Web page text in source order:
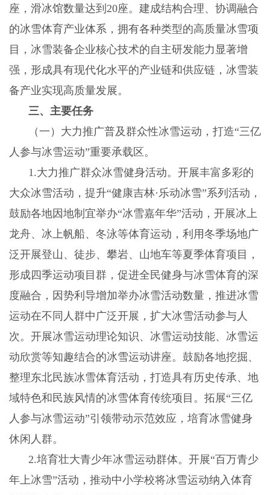
座，滑冰馆数量达到 20座。建成结构合理、协调融合
的冰雪体育产业体系，拥有各种类型的高质量冰雪项
目，冰雪装备企业核心技术的自主研发能力显著增
强，形成具有现代化水平的产业链和供应链，冰雪装
备产业实现高质量发展。
三、主要任务
（一）大力推广普及群众性冰雪运动，打造“三亿
人参与冰雪运动”重要承载区。
1.大力推广群众冰雪健身活动。开展丰富多彩的
大众冰雪活动，提升“健康吉林·乐动冰雪”系列活动，
鼓励各地因地制宜举办“冰雪嘉年华”活动，开展冰上
龙舟、冰上帆船、冬泳等体育运动，利用冬季场地广
泛开展登山、徒步、攀岩、山地车等夏季体育项目，
形成四季运动项目群，促进全民健身与冰雪体育的深
度融合，因势利导增加举办冰雪活动数量，推进冰雪
运动在不同人群中广泛开展，扩大冰雪活动参与人
次。开展冰雪运动理论知识、冰雪运动技能、冰雪运
动欣赏等知趣结合的冰雪运动讲座。鼓励各地挖掘、
整理东北民族冰雪体育活动，打造具有历史传承、地
域特色和民族风情的冰雪体育传统项目。拓展“三亿
人参与冰雪运动”引领带动示范效应，培育冰雪健身
休闲人群。
2.培育壮大青少年冰雪运动群体。开展“百万青少
年上冰雪”活动，推动中小学校将冰雪运动纳入体育